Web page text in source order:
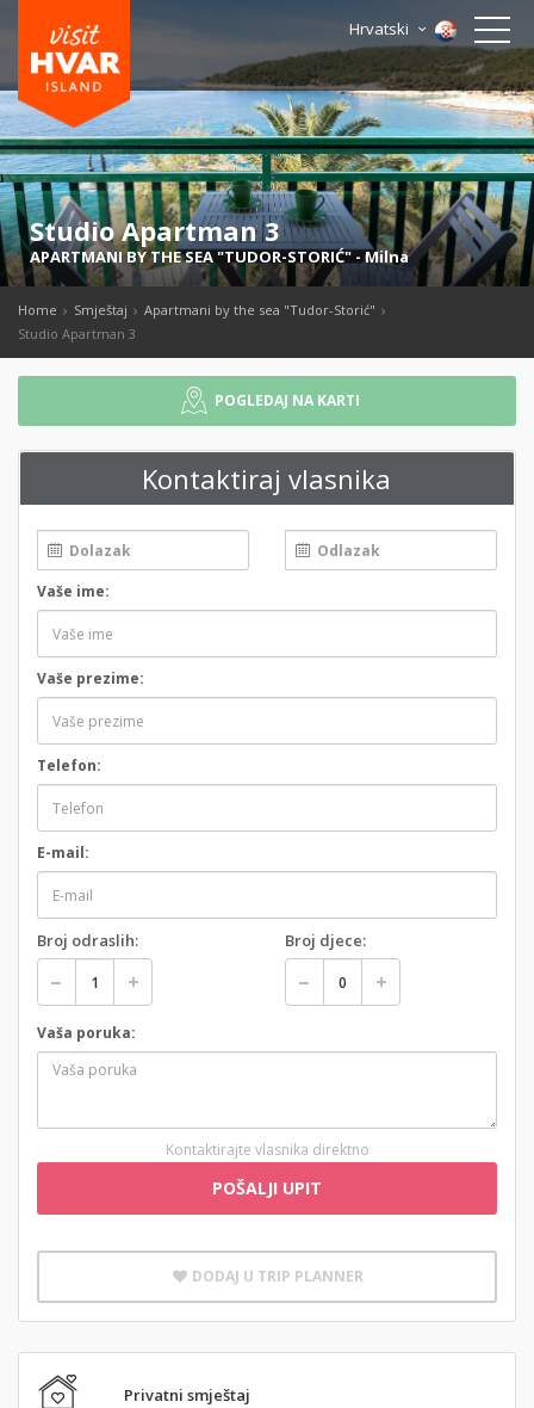
Hrvatski
Studio Apartman 3
APARTMANI BY THE SEA "TUDOR-STORIĆ"-Milna
Home Smještaj
Apartmani by the sea "Tudor-Storić"
Studio Apartman 3
POGLEDAJ NA KARTI
Kontaktiraj vlasnika
Vaše ime:
Vaše prezime:
Telefon:
E-mail:
Broj odraslih: Broj djece:
Vaša poruka:
Kontaktirajte vlasnika direktno
POŠALJI UPIT
DODAJ U TRIP PLANNER
Privatni smještaj